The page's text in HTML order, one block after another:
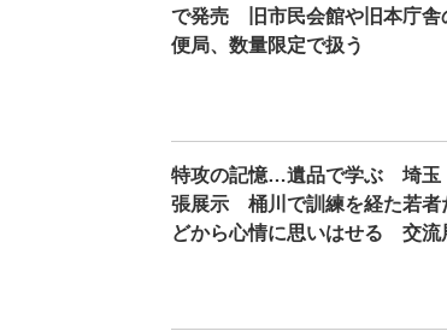
で発売 旧市民会館や旧本庁
便局、数量限定で扱う
特攻の記憶…遺品で学ぶ 埼玉
張展示 桶川で訓練を経た若
どから心情に思いはせる 交流